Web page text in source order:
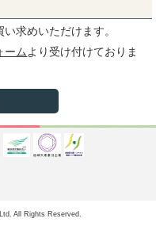
求めいただけます。
ームより受け付けておりま
All Rights Reserved.